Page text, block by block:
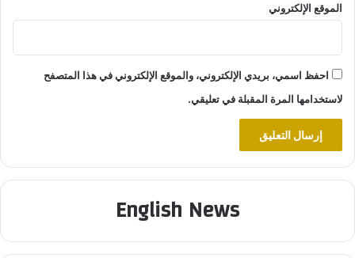
الموقع الإلكتروني
احفظ اسمي، بريدي الإلكتروني، والموقع الإلكتروني في هذا المتصفح
لاستخدامها المرة المقبلة في تعليقي.
English News